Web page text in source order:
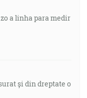
a linha para medir
și din dreptate o